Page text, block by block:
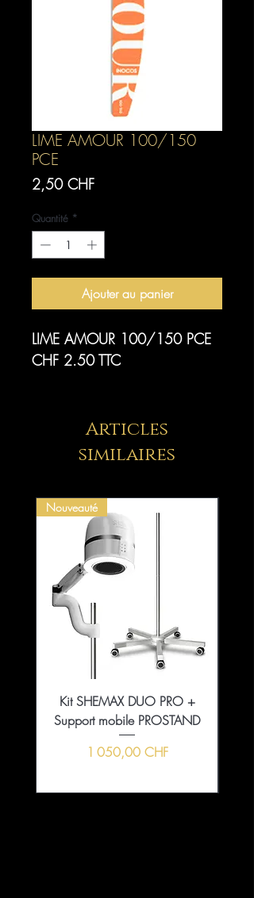
LIME AMOUR 100/150
PCE
2,50 CHFPrix
Quantité *
Ajouter au panier
LIME AMOUR 100/150 PCE
CHF 2.50 TTC
Articles
similaires
Nouveauté
Kit SHEMAX DUO PRO +
Support mobile PROSTAND
Prix
1 050,00 CHF